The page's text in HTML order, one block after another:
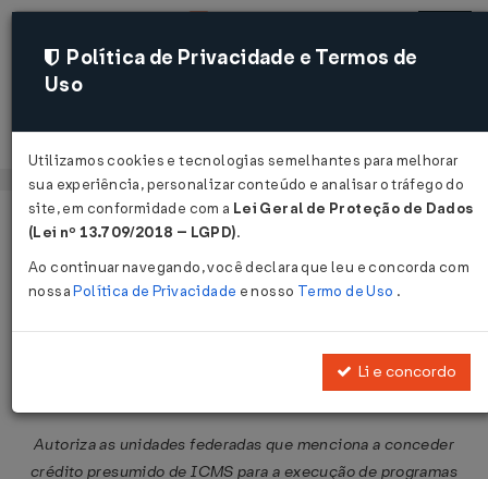
Acessar
Página Inicial Legislações
Convênio ICMS Nº 88 DE
Autoriza as unidades federadas que menciona a conceder
crédito presumido de ICMS para a execução de programas
Política de Privacidade e Termos de
Uso
Utilizamos cookies e tecnologias semelhantes para melhorar
sua experiência, personalizar conteúdo e analisar o tráfego do
site, em conformidade com a Lei Geral de Proteção de Dados
(Lei nº 13.709/2018 – LGPD).
Ao continuar navegando, você declara que leu e concorda com
nossaPolítica de Privacidade e nosso Termo de Uso .
Li e concordo